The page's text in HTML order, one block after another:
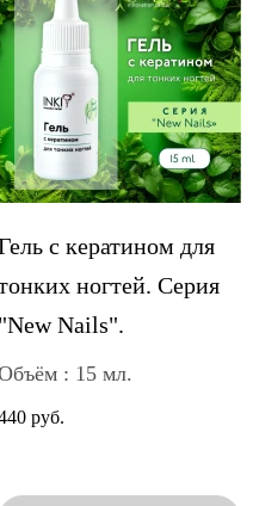
с кератином для
ногтей. Серия
"New Nails".
: 15 мл.
руб.